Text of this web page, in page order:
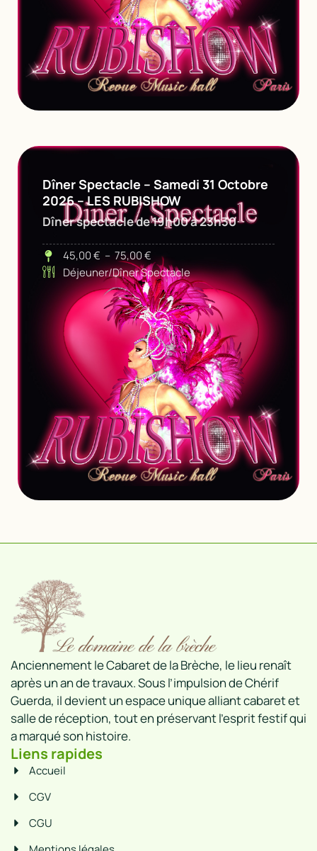
Dîner Spectacle – Samedi 31 Octobre
2026 – LES RUBISHOW
Dîner spectacle de 19h00 à 23h30
45,00€ – 75,00€
Déjeuner/Dîner Spectacle
Anciennement le Cabaret de la Brèche, le lieu renaît
après un an de travaux. Sous l’impulsion de Chérif
Guerda, il devient un espace unique alliant cabaret et
salle de réception, tout en préservant l’esprit festif qui
a marqué son histoire.
Liens rapides
Accueil
CGV
CGU